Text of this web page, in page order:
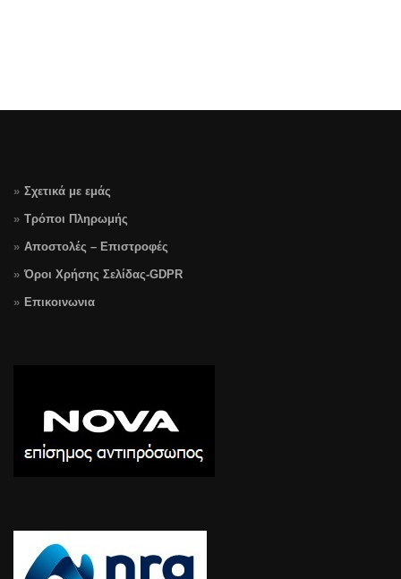
Σχετικά με εμάς
Τρόποι Πληρωμής
Αποστολές – Επιστροφές
Όροι Χρήσης Σελίδας-GDPR
Επικοινωνια